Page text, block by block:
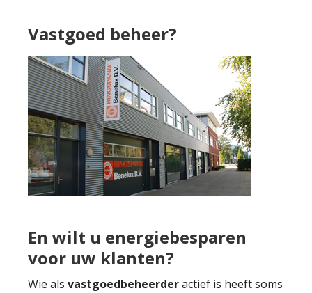
Vastgoed beheer?
En wilt u energiebesparen
voor uw klanten?
Wie als vastgoedbeheerderactief is heeft soms